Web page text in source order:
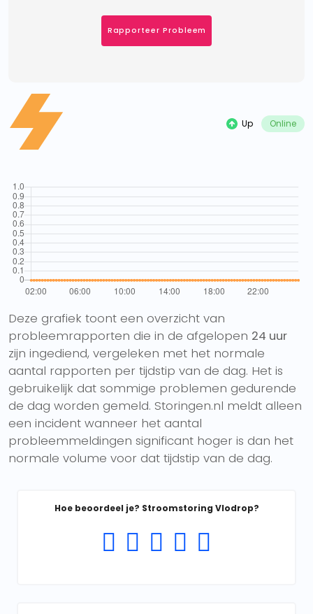
Rapporteer Probleem
Up Online
Deze grafiek toont een overzicht van
probleemrapporten die in de afgelopen 24 uur
zijn ingediend, vergeleken met het normale
aantal rapporten per tijdstip van de dag. Het is
gebruikelijk dat sommige problemen gedurende
de dag worden gemeld. Storingen.nl meldt alleen
een incident wanneer het aantal
probleemmeldingen significant hoger is dan het
normale volume voor dat tijdstip van de dag.
Hoe beoordeel je? Stroomstoring Vlodrop?